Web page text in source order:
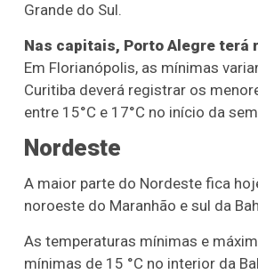
Grande do Sul.
Nas capitais, Porto Alegre terá
Em Florianópolis, as mínimas
Curitiba deverá registrar os
entre 15°C e 17°C no início da
Nordeste
A maior parte do Nordeste fica
noroeste do Maranhão e sul da
As temperaturas mínimas e
mínimas de 15 °C no interior da